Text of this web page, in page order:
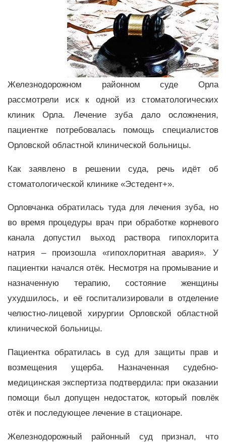
Железнодорожном районном суде Орла
рассмотрели иск к одной из стоматологических
клиник Орла. Лечение зуба дало осложнения,
пациентке потребовалась помощь специалистов
Орловской областной клинической больницы.
Как заявлено в решении суда, речь идёт об
стоматологической клинике «Эстедент+».
Орловчанка обратилась туда для лечения зуба, но
во время процедуры врач при обработке корневого
канала допустил выход раствора гипохлорита
натрия – произошла «гипохлоритная авария». У
пациентки начался отёк. Несмотря на промывание и
назначенную терапию, состояние женщины
ухудшилось, и её госпитализировали в отделение
челюстно-лицевой хирургии Орловской областной
клинической больницы.
Пациентка обратилась в суд для защиты прав и
возмещения ущерба. Назначенная судебно-
медицинская экспертиза подтвердила: при оказании
помощи был допущен недостаток, который повлёк
отёк и последующее лечение в стационаре.
Железнодорожный районный суд признал, что